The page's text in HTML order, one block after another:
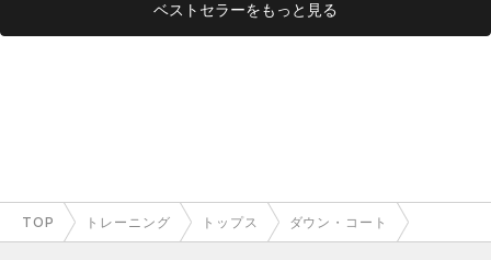
ベストセラーをもっと見る
TOP トレーニング トップス ダウン・コート